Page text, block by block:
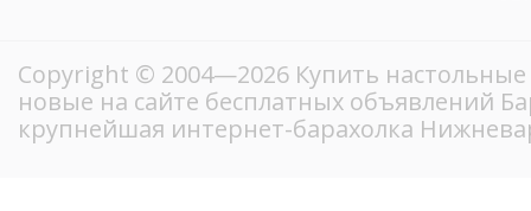
Copyright © 2004—2026 Купить
новые на сайте бесплатных объявлений
крупнейшая интернет-барахолка